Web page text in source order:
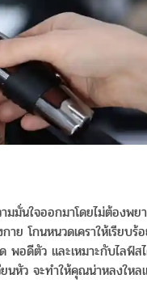
นใจออกมาโดยไม่ต้องพย
าย โกนหนวดเคราให้เรียบ
ด พอดีตัว และเหมาะกับไล
นหัว จะทำให้คุณน่าหลงให